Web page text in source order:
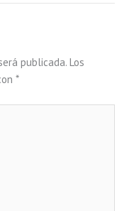
publicada. Los
*